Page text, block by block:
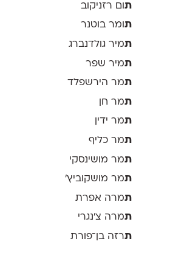
ת ום רזניקוב
תומר בוטנר
תמיר גולדנברג
תמיר שפר
תמר הירשפלד
תמר חן
תמר ידין
תמר כליף
תמר מושינסקי
תמר מושקוביץ'
תמרה אפרת
תמרה צ׳נגרי
תרזה בן־פורת